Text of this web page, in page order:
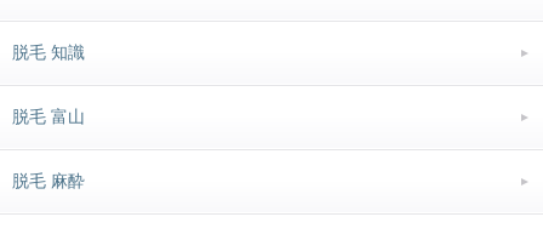
脱毛 知識
脱毛 富山
脱毛 麻酔